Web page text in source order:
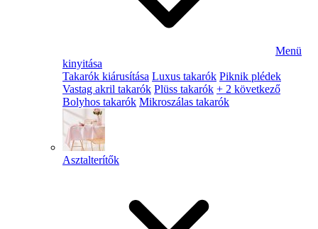
Menü
kinyitása
Takarók kiárusítása Luxus takarók Piknik plédek
Vastag akril takarók Plüss takarók + 2 következő
Bolyhos takarók Mikroszálas takarók
Asztalterítők